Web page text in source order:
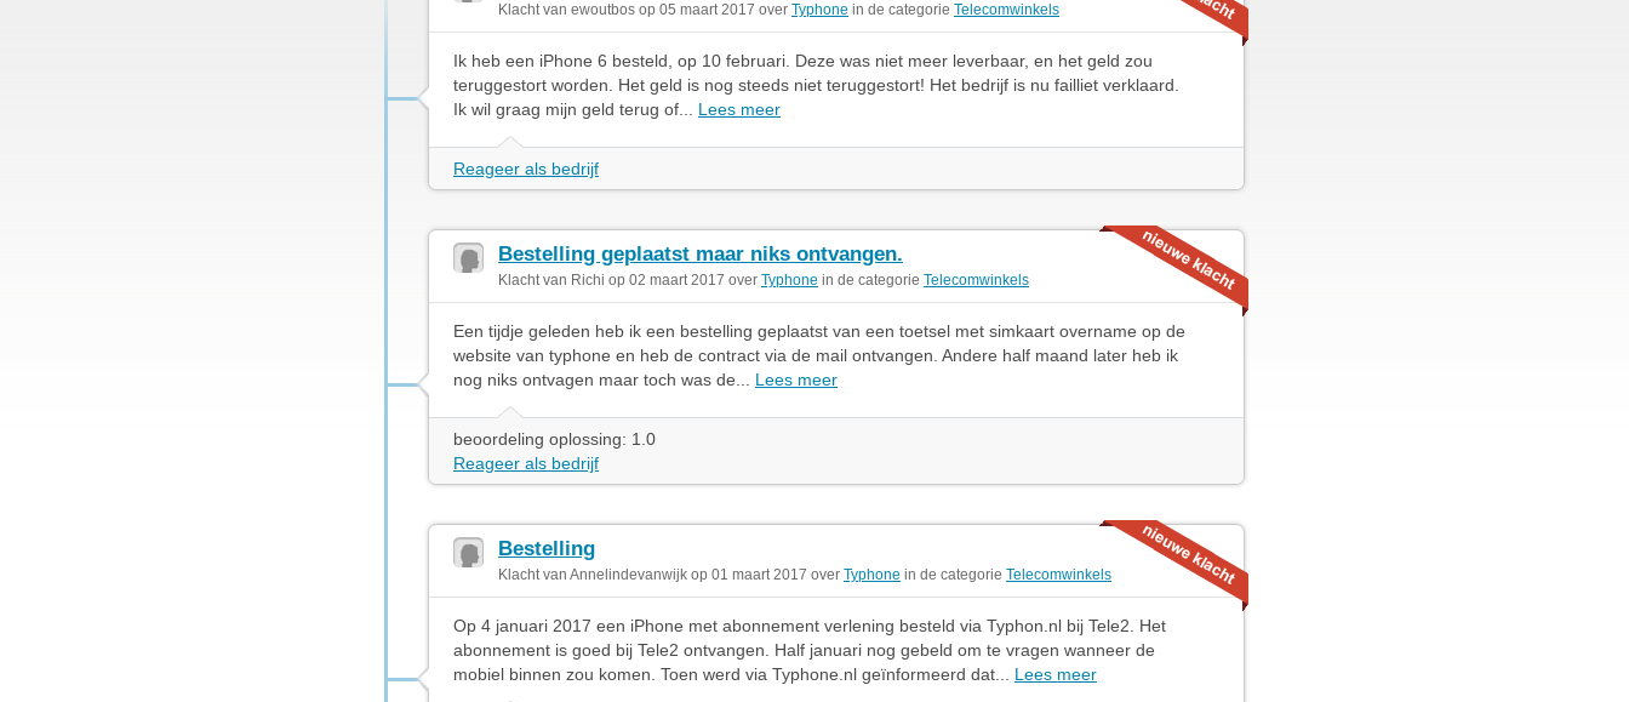
Klacht van ewoutbos op 05 maart 2017 over Typhone in de categorie Telecomwinkels
Ik heb een iPhone 6 besteld, op 10 februari. Deze was niet meer leverbaar, en het geld zou
teruggestort worden. Het geld is nog steeds niet teruggestort! Het bedrijf is nu failliet verklaard.
Ik wil graag mijn geld terug of... Lees meer
Reageer als bedrijf
Bestelling geplaatst maar niks ontvangen.
Klacht van Richi op 02 maart 2017 over Typhone in de categorie Telecomwinkels
Een tijdje geleden heb ik een bestelling geplaatst van een toetsel met simkaart overname op de
website van typhone en heb de contract via de mail ontvangen. Andere half maand later heb ik
nog niks ontvagen maar toch was de... Lees meer
beoordeling oplossing: 1.0
Reageer als bedrijf
Bestelling
Klacht van Annelindevanwijk op 01 maart 2017 over Typhone in de categorie Telecomwinkels
Op 4 januari 2017 een iPhone met abonnement verlening besteld via Typhon.nl bij Tele2. Het
abonnement is goed bij Tele2 ontvangen. Half januari nog gebeld om te vragen wanneer de
mobiel binnen zou komen. Toen werd via Typhone.nl geïnformeerd dat... Lees meer